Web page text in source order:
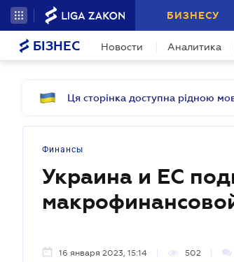
БИЗНЕСУ
БІЗНЕС Новости Аналитика
Ця сторінка доступна рідною
Финансы
Украина и ЕС
16 января 2023, 15:14 502